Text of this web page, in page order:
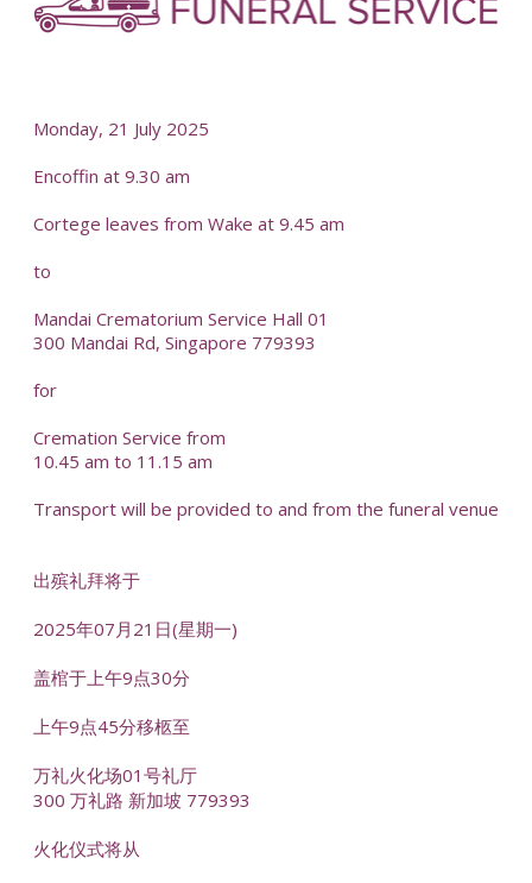
Monday, 21 July 2025
Encoffin at 9.30 am
Cortege leaves from Wake at 9.45 am
to
Mandai Crematorium Service Hall 01
300 Mandai Rd, Singapore 779393
for
Cremation Service from
10.45 am to 11.15 am
Transport will be provided to and from the funeral venue
出殡礼拜将于
2025年07月21日(星期一)
盖棺于上午9点30分
上午9点45分移柩至
万礼火化场01号礼厅
300 万礼路 新加坡 779393
火化仪式将从